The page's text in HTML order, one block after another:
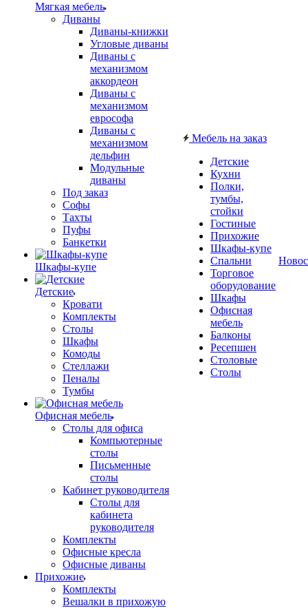
Мягкая мебель
Диваны
Диваны-книжки
Угловые диваны
Диваны с
механизмом
аккордеон
Диваны с
механизмом
еврософа
Диваны с
механизмом
дельфин
Модульные
диваны
Под заказ
Софы
Тахты
Пуфы
Банкетки
Шкафы-купе
Детские
Кровати
Комплекты
Столы
Шкафы
Комоды
Стеллажи
Пеналы
Тумбы
Офисная мебель
Столы для офиса
Компьютерные
столы
Письменные
столы
Кабинет руководителя
Столы для
кабинета
руководителя
Комплекты
Офисные кресла
Офисные диваны
Прихожие
Комплекты
Вешалки в прихожую
Мебель на заказ
Детские
Кухни
Полки,
тумбы,
стойки
Гостиные
Прихожие
Шкафы-купе
Спальни
Торговое
оборудование
Шкафы
Офисная
мебель
Балконы
Ресепшен
Столовые
Столы